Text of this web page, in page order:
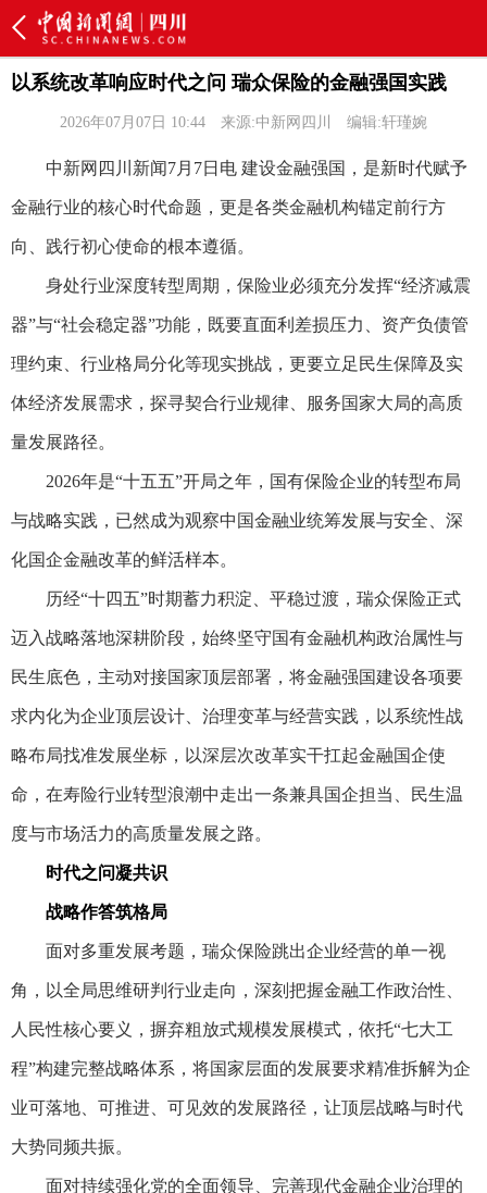
以系统改革响应时代之问 瑞众保险的金融强国实践
2026年07月07日 10:44 来源:中新网四川 编辑:轩瑾婉
中新网四川新闻7月7日电 建设金融强国，是新时代赋予
金融行业的核心时代命题，更是各类金融机构锚定前行方
向、践行初心使命的根本遵循。
身处行业深度转型周期，保险业必须充分发挥“经济减震
器”与“社会稳定器”功能，既要直面利差损压力、资产负债管
理约束、行业格局分化等现实挑战，更要立足民生保障及实
体经济发展需求，探寻契合行业规律、服务国家大局的高质
量发展路径。
2026年是“十五五”开局之年，国有保险企业的转型布局
与战略实践，已然成为观察中国金融业统筹发展与安全、深
化国企金融改革的鲜活样本。
历经“十四五”时期蓄力积淀、平稳过渡，瑞众保险正式
迈入战略落地深耕阶段，始终坚守国有金融机构政治属性与
民生底色，主动对接国家顶层部署，将金融强国建设各项要
求内化为企业顶层设计、治理变革与经营实践，以系统性战
略布局找准发展坐标，以深层次改革实干扛起金融国企使
命，在寿险行业转型浪潮中走出一条兼具国企担当、民生温
度与市场活力的高质量发展之路。
时代之问凝共识
战略作答筑格局
面对多重发展考题，瑞众保险跳出企业经营的单一视
角，以全局思维研判行业走向，深刻把握金融工作政治性、
人民性核心要义，摒弃粗放式规模发展模式，依托“七大工
程”构建完整战略体系，将国家层面的发展要求精准拆解为企
业可落地、可推进、可见效的发展路径，让顶层战略与时代
大势同频共振。
面对持续强化党的全面领导、完善现代金融企业治理的